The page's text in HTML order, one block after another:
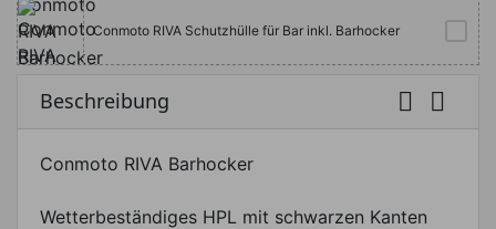
Conmoto RIVA Schutzhülle für Bar inkl. Barhocker
Beschreibung  
Conmoto RIVA Barhocker
Wetterbeständiges HPL mit schwarzen Kanten